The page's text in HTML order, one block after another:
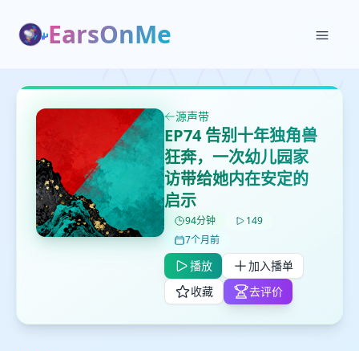
EarsOnMe
源声带
EP74 告别十年独角兽
狂奔，一次幼儿园家
访带给她内在安定的
启示
94分钟
149
7个月前
播放
加入播单
收藏
去评价
✕
打分
鼠标下留人
✕
删除确认
取消
✕
加入播单